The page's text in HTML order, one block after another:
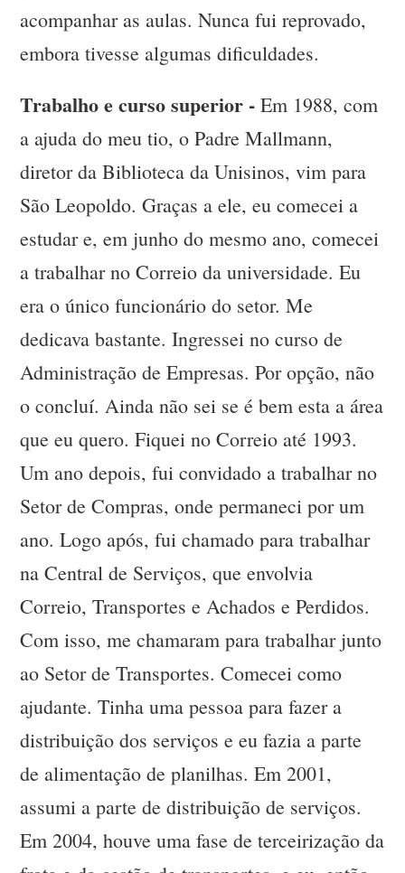
acompanhar as aulas. Nunca fui reprovado,
embora tivesse algumas dificuldades.
Trabalho e curso superior - Em 1988, com
a ajuda do meu tio, o Padre Mallmann,
diretor da Biblioteca da Unisinos, vim para
São Leopoldo. Graças a ele, eu comecei a
estudar e, em junho do mesmo ano, comecei
a trabalhar no Correio da universidade. Eu
era o único funcionário do setor. Me
dedicava bastante. Ingressei no curso de
Administração de Empresas. Por opção, não
o concluí. Ainda não sei se é bem esta a área
que eu quero. Fiquei no Correio até 1993.
Um ano depois, fui convidado a trabalhar no
Setor de Compras, onde permaneci por um
ano. Logo após, fui chamado para trabalhar
na Central de Serviços, que envolvia
Correio, Transportes e Achados e Perdidos.
Com isso, me chamaram para trabalhar junto
ao Setor de Transportes. Comecei como
ajudante. Tinha uma pessoa para fazer a
distribuição dos serviços e eu fazia a parte
de alimentação de planilhas. Em 2001,
assumi a parte de distribuição de serviços.
Em 2004, houve uma fase de terceirização da